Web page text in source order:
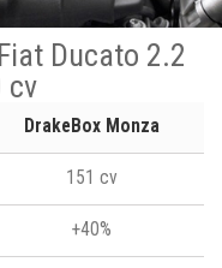
Ducato 2.2
cv
DrakeBox Monza
151 cv
+40%